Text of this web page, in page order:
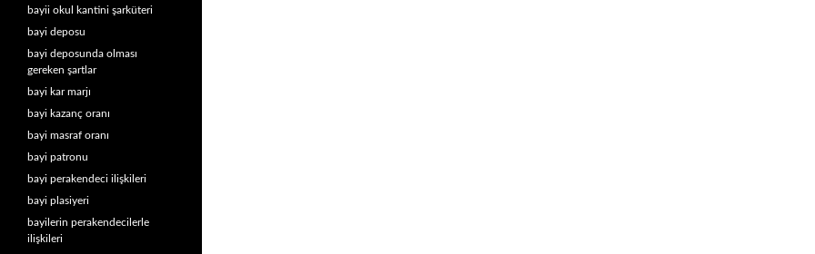
bayii okul kantini şarküteri
bayi deposu
bayi deposunda olması
gereken şartlar
bayi kar marjı
bayi kazanç oranı
bayi masraf oranı
bayi patronu
bayi perakendeci ilişkileri
bayi plasiyeri
bayilerin perakendecilerle
ilişkileri